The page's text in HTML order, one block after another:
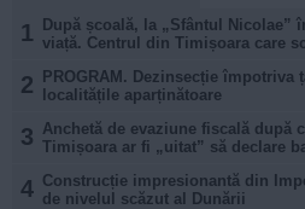
1
După școală, la „Sfântul Nicolae”
viață. Centrul din Timișoara care
2
PROGRAM. Dezinsecție
localitățile aparținătoare
3 Anchetă de evaziune fiscală după
Timișoara ar fi „uitat” să declare
4 Construcție impresionantă din
de nivelul scăzut al Dunării